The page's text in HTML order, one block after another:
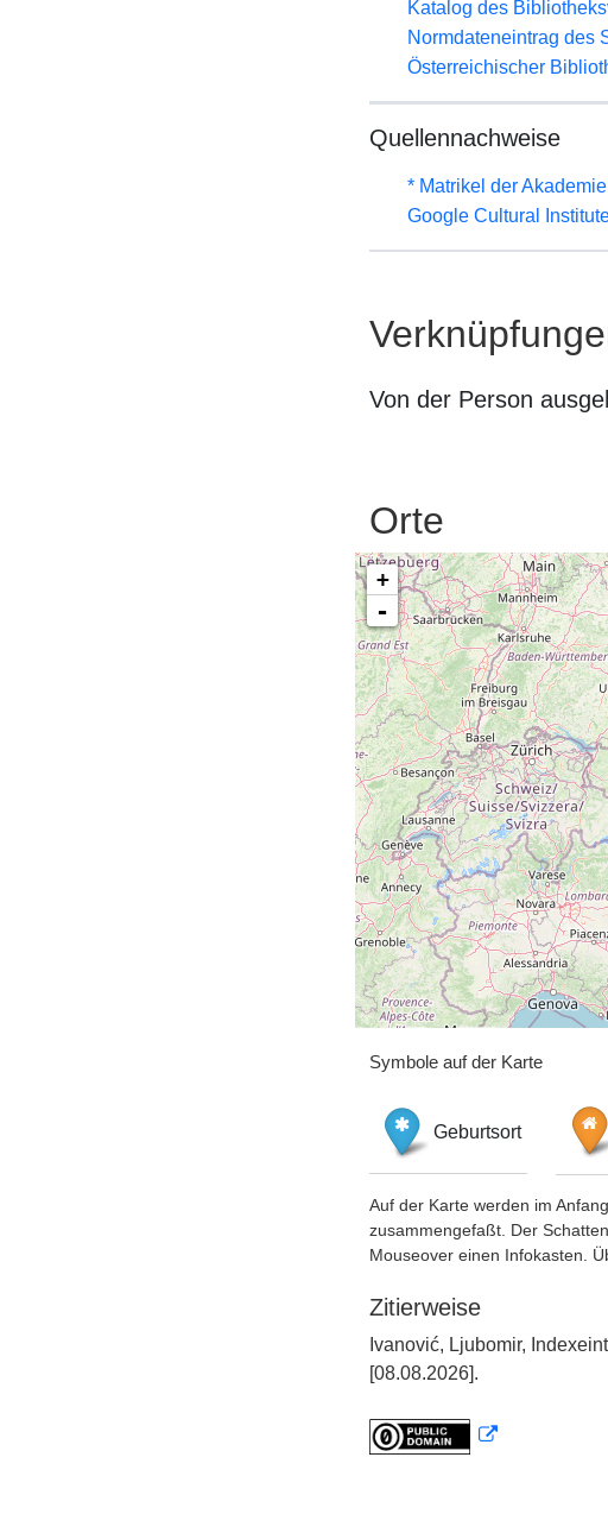
Katalog des
Normdateneintrag des
Österreichischer
Quellennachweise
* Matrikel der
Google Cultural
Von der Person
Orte
+
-
Symbole auf der Karte
Geburtsort
Auf der Karte werden im
zusammengefaßt. Der
Mouseover einen Infokasten.
Zitierweise
Ivanović, Ljubomir,
[08.08.2026].